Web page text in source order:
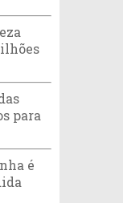
para
é